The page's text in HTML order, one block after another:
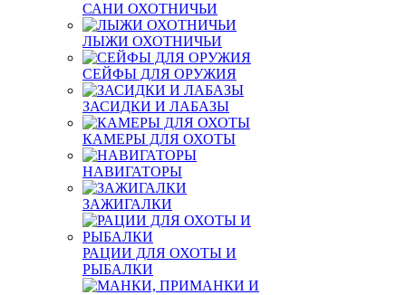
САНИ ОХОТНИЧЬИ
ЛЫЖИ ОХОТНИЧЬИ
СЕЙФЫ ДЛЯ ОРУЖИЯ
ЗАСИДКИ И ЛАБАЗЫ
КАМЕРЫ ДЛЯ ОХОТЫ
НАВИГАТОРЫ
ЗАЖИГАЛКИ
РАЦИИ ДЛЯ ОХОТЫ И
РЫБАЛКИ